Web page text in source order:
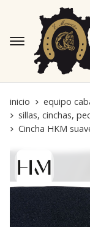
inicio
equipo
sillas, cinchas,
Cincha HKM